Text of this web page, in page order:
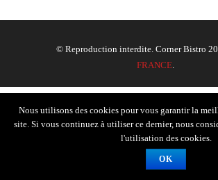
© Reproduction interdite. Corner Bistro
FRANCE.
Nous utilisons des cookies pour vous garantir la
site. Si vous continuez à utiliser ce dernier, nous
l'utilisation des cookies.
OK